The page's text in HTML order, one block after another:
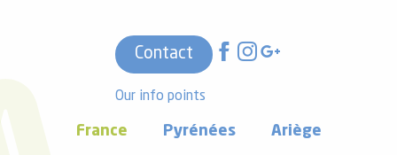
Contact
Our info points
France Pyrénées Ariège